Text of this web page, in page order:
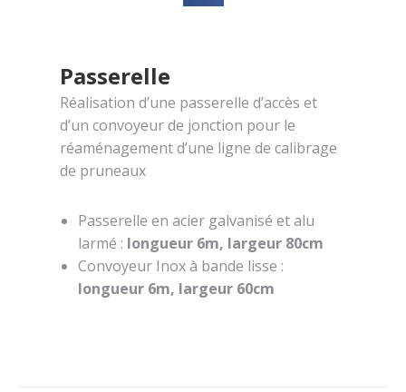
Passerelle
Réalisation d’une passerelle d’accès et
d’un convoyeur de jonction pour le
réaménagement d’une ligne de calibrage
de pruneaux
Passerelle en acier galvanisé et alu
larmé : longueur 6m, largeur 80cm
Convoyeur Inox à bande lisse :
longueur 6m, largeur 60cm